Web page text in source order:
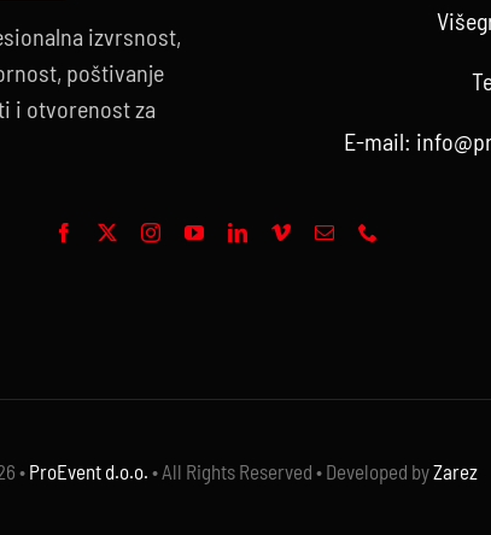
izvrsnost,
poštivanje
i otvorenost za
E-mail:
• ProEvent d.o.o. • All Rights Reserved • Developed byZarez